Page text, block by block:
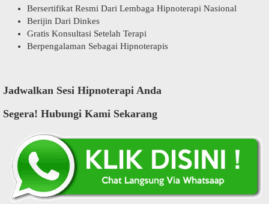
Bersertifikat Resmi Dari Lembaga Hipnoterapi Nasional
Berijin Dari Dinkes
Gratis Konsultasi Setelah Terapi
Berpengalaman Sebagai Hipnoterapis
Jadwalkan Sesi Hipnoterapi Anda
Segera! Hubungi Kami Sekarang